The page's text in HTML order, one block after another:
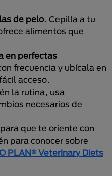
de pelo. Cepilla a tu
alimentos que
en perfectas
frecuencia y ubícala en
acceso.
la rutina, usa
necesarios de
que te oriente con
para conocer sobre
PLAN® Veterinary Diets